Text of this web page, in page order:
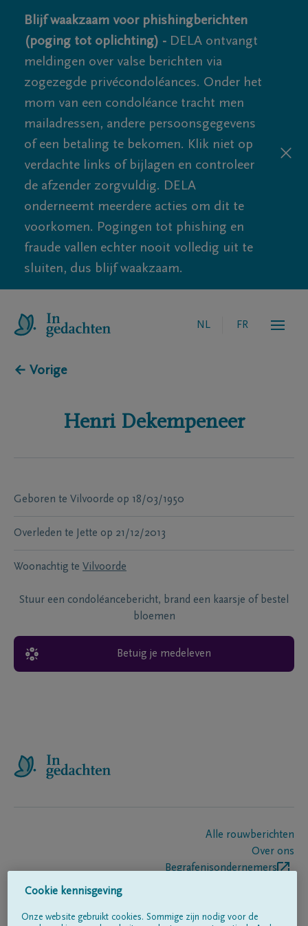
Blijf waakzaam voor phishingberichten
(poging tot oplichting) - DELA ontvangt
meldingen over valse berichten via
zogezegde privécondoléances. Onder het
mom van een condoléance tracht men
mailadressen, andere persoonsgegevens
of een betaling te bekomen. Klik niet op
verdachte links of bijlagen en controleer
de afzender zorgvuldig. DELA
onderneemt meerdere acties om dit te
voorkomen. Pogingen tot phishing en
fraude vallen echter nooit volledig uit te
sluiten, dus blijf waakzaam.
NL FR
← Vorige
Henri Dekempeneer
Geboren te Vilvoorde op 18/03/1950
Overleden te Jette op 21/12/2013
Woonachtig te Vilvoorde
Stuur een condoléancebericht, brand een kaarsje of bestel
bloemen
Betuig je medeleven
Alle rouwberichten
Over ons
Begrafenisondernemers
Cookie kennisgeving
Onze website gebruikt cookies. Sommige zijn nodig voor de